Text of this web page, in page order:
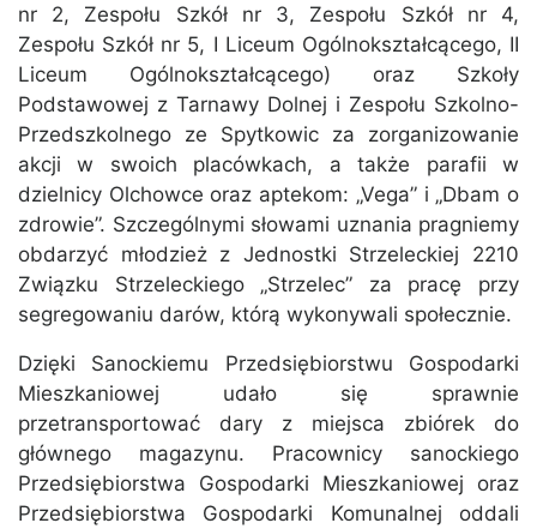
nr 2, Zespołu Szkół nr 3, Zespołu Szkół nr 4,
Zespołu Szkół nr 5, I Liceum Ogólnokształcącego, II
Liceum Ogólnokształcącego) oraz Szkoły
Podstawowej z Tarnawy Dolnej i Zespołu Szkolno-
Przedszkolnego ze Spytkowic za zorganizowanie
akcji w swoich placówkach, a także parafii w
dzielnicy Olchowce oraz aptekom: „Vega” i „Dbam o
zdrowie”. Szczególnymi słowami uznania pragniemy
obdarzyć młodzież z Jednostki Strzeleckiej 2210
Związku Strzeleckiego „Strzelec” za pracę przy
segregowaniu darów, którą wykonywali społecznie.
Dzięki Sanockiemu Przedsiębiorstwu Gospodarki
Mieszkaniowej udało się sprawnie
przetransportować dary z miejsca zbiórek do
głównego magazynu. Pracownicy sanockiego
Przedsiębiorstwa Gospodarki Mieszkaniowej oraz
Przedsiębiorstwa Gospodarki Komunalnej oddali